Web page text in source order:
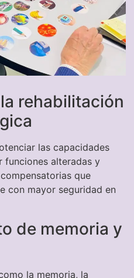
rehabilitación
las capacidades
funciones alteradas y
que
con mayor seguridad en
de memoria y
la memoria, la